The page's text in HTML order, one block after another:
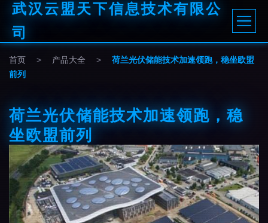
武汉云盟天下信息技术有限公
司
首页 > 产品大全 >
荷兰光伏储能技术加速领跑，稳坐欧盟
前列
荷兰光伏储能技术加速领跑，稳
坐欧盟前列